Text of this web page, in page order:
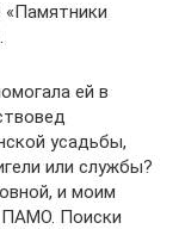
«Памятники
ей в
усадьбы,
или службы?
и моим
ПАМО. Поиски